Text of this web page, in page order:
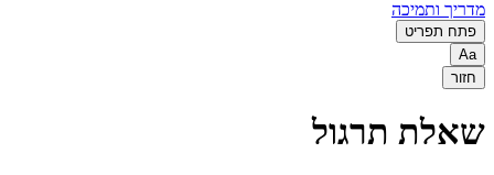
מדריך ותמיכה
פתח תפריט
Aa
חזור
שאלת תרגול